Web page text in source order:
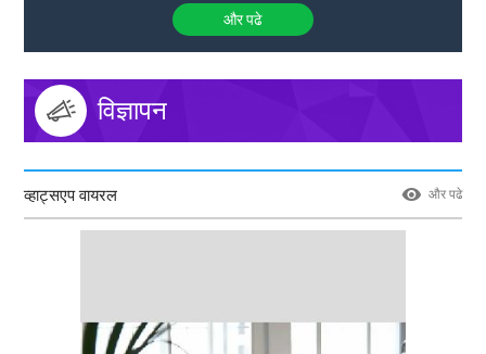
और पढे
विज्ञापन
व्हाट्सएप वायरल और पढे